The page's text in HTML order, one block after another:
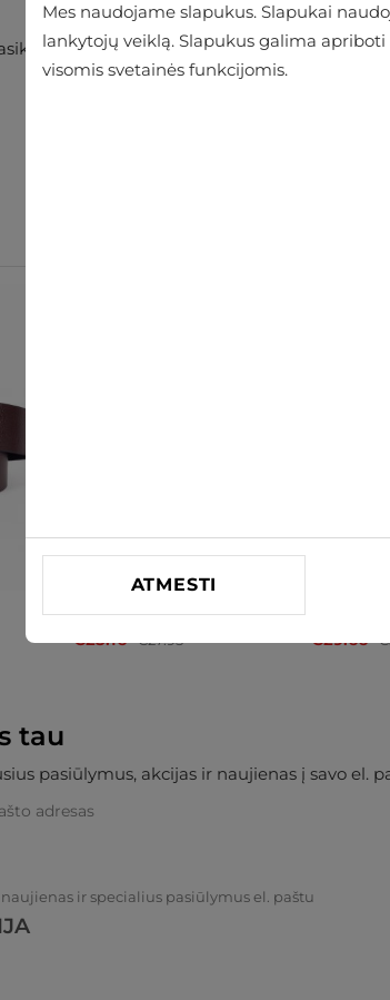
Diržas BLK Jeans
€25.16 €27.95
€29.66
tau
pasiūlymus, akcijas ir naujienas į savo el.
ir specialius pasiūlymus el. paštu
Mes naudojame slapukus. Slapukai
lankytojų veiklą. Slapukus galima
visomis svetainės funkcijomis.
ATMESTI